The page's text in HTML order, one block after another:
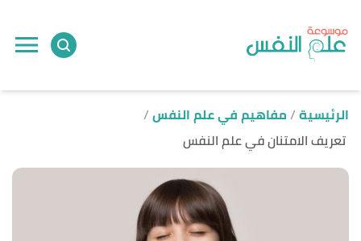
الرئيسية مفاهيم في علم النفس
تعريف الامتنان في علم النفس